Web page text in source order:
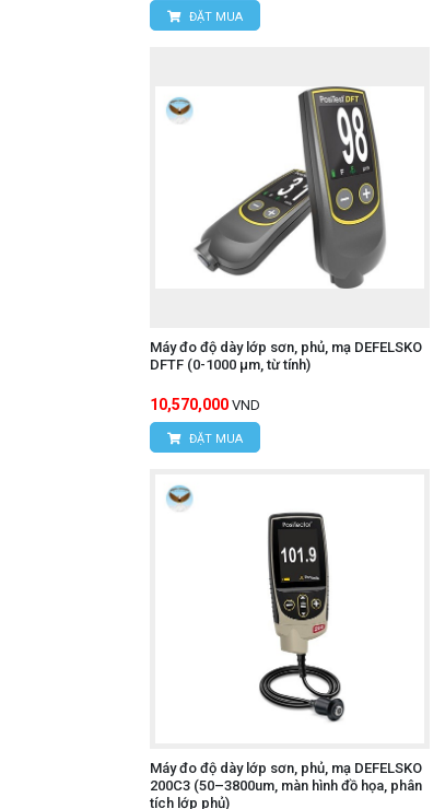
ĐẶT MUA
Máy đo độ dày lớp sơn, phủ, mạ DEFELSKO
DFTF (0-1000 µm, từ tính)
10,570,000 VND
ĐẶT MUA
Máy đo độ dày lớp sơn, phủ, mạ DEFELSKO
200C3 (50–3800um, màn hình đồ họa, phân
tích lớp phủ)